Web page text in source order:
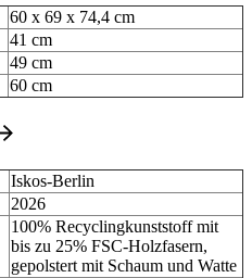
60 x 69 x 74,4 cm
41 cm
49 cm
60 cm
Iskos-Berlin
2026
100% Recyclingkunststoff mit
bis zu 25% FSC-Holzfasern,
gepolstert mit Schaum und Watte